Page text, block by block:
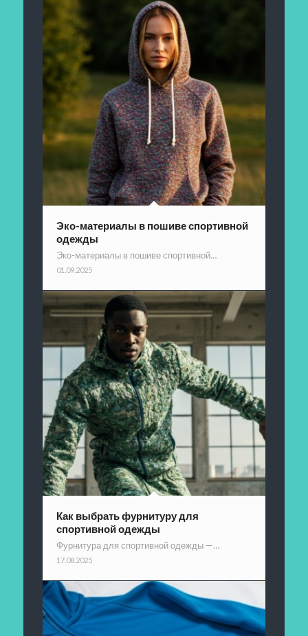
Эко-материалы в пошиве спортивной
одежды
Эко-материалы в пошиве спортивной…
01.09.2025
Как выбрать фурнитуру для
спортивной одежды
Фурнитура для спортивной одежды —…
17.08.2025